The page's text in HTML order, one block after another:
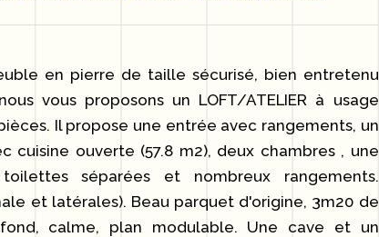
en pierre de taille sécurisé, bien entretenu
vous proposons un LOFT/ATELIER à usage
Il propose une entrée avec rangements, un
cuisine ouverte (57.8 m2), deux chambres , une
séparées et nombreux rangements.
et latérales). Beau parquet d'origine, 3m20 de
calme, plan modulable. Une cave et un